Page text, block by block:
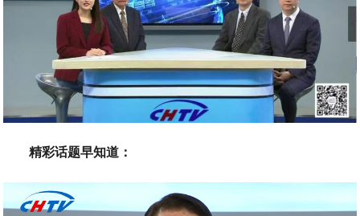
精彩话题早知道 ：